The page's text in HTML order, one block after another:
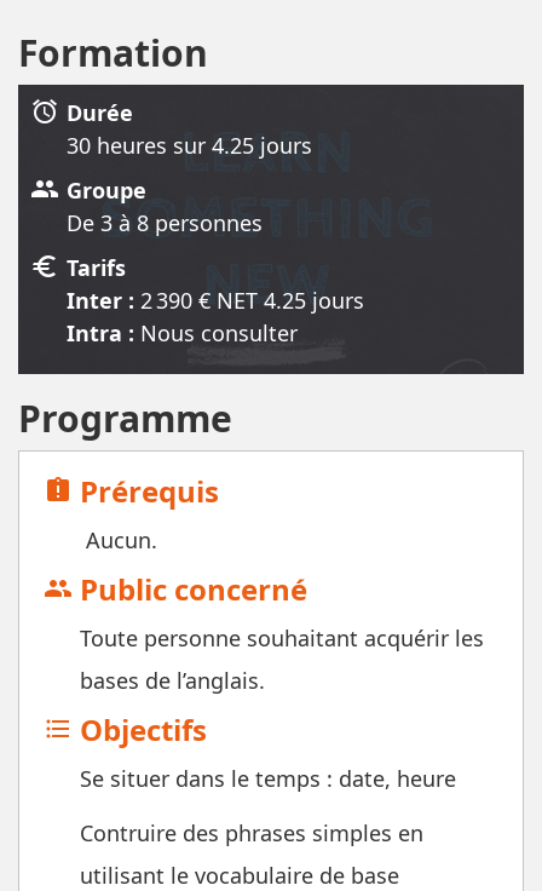
Formation
alarm Durée
30 heures sur 4.25 jours
group Groupe
De 3 à 8 personnes
euro Tarifs
Inter : 2 390 € NET 4.25 jours
Intra : Nous consulter
Programme
assignment_late Prérequis
Aucun.
group Public concerné
Toute personne souhaitant acquérir les
bases de l’anglais.
format_list_bulleted Objectifs
Se situer dans le temps : date, heure
Contruire des phrases simples en
utilisant le vocabulaire de base